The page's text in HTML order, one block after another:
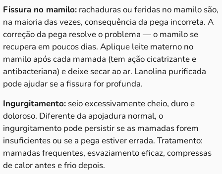
Fissura no mamilo: rachaduras ou feridas no mamilo são,
na maioria das vezes, consequência da pega incorreta. A
correção da pega resolve o problema — o mamilo se
recupera em poucos dias. Aplique leite materno no
mamilo após cada mamada (tem ação cicatrizante e
antibacteriana) e deixe secar ao ar. Lanolina purificada
pode ajudar se a fissura for profunda.
Ingurgitamento: seio excessivamente cheio, duro e
doloroso. Diferente da apojadura normal, o
ingurgitamento pode persistir se as mamadas forem
insuficientes ou se a pega estiver errada. Tratamento:
mamadas frequentes, esvaziamento eficaz, compressas
de calor antes e frio depois.